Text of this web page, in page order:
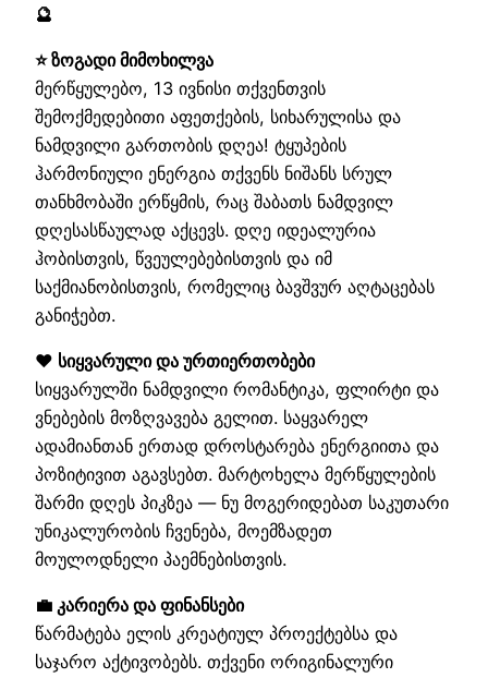
🔮
⭐ ზოგადი მიმოხილვა
მერწყულებო, 13 ივნისი თქვენთვის
შემოქმედებითი აფეთქების, სიხარულისა და
ნამდვილი გართობის დღეა! ტყუპების
ჰარმონიული ენერგია თქვენს ნიშანს სრულ
თანხმობაში ერწყმის, რაც შაბათს ნამდვილ
დღესასწაულად აქცევს. დღე იდეალურია
ჰობისთვის, წვეულებებისთვის და იმ
საქმიანობისთვის, რომელიც ბავშვურ აღტაცებას
განიჭებთ.
❤️ სიყვარული და ურთიერთობები
სიყვარულში ნამდვილი რომანტიკა, ფლირტი და
ვნებების მოზღვავება გელით. საყვარელ
ადამიანთან ერთად დროსტარება ენერგიითა და
პოზიტივით აგავსებთ. მარტოხელა მერწყულების
შარმი დღეს პიკზეა — ნუ მოგერიდებათ საკუთარი
უნიკალურობის ჩვენება, მოემზადეთ
მოულოდნელი პაემნებისთვის.
💼 კარიერა და ფინანსები
წარმატება ელის კრეატიულ პროექტებსა და
საჯარო აქტივობებს. თქვენი ორიგინალური